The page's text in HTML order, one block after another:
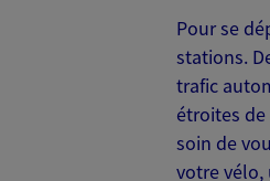
de
Pour se
stations.
trafic
étroites
soin de
votre vélo,